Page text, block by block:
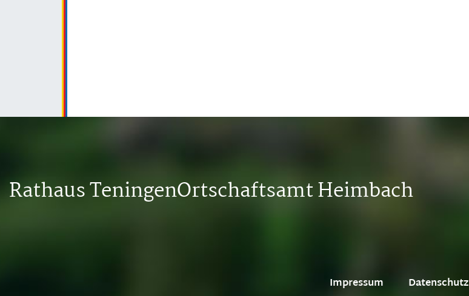
Rathaus TeningenOrtschaftsamt Heimbach
Impressum Datenschutz